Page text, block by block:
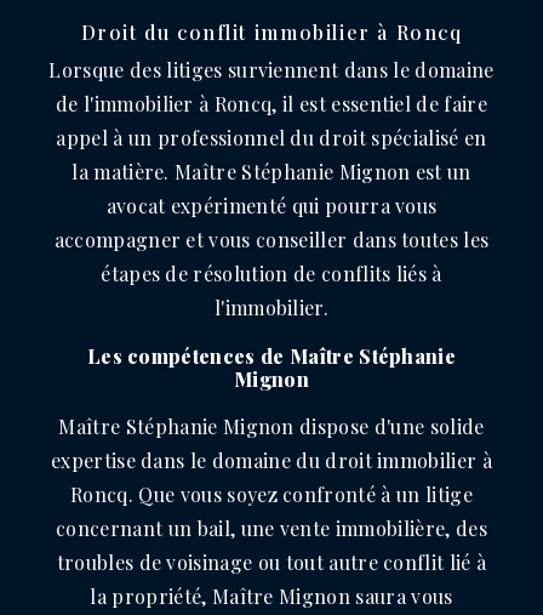
Droit du conflit immobilier à Roncq
Lorsque des litiges surviennent dans le domaine
de l'immobilier à Roncq, il est essentiel de faire
appel à un professionnel du droit spécialisé en
la matière. Maître Stéphanie Mignon est un
avocat expérimenté qui pourra vous
accompagner et vous conseiller dans toutes les
étapes de résolution de conflits liés à
l'immobilier.
Les compétences de Maître Stéphanie
Mignon
Maître Stéphanie Mignon dispose d'une solide
expertise dans le domaine du droit immobilier à
Roncq. Que vous soyez confronté à un litige
concernant un bail, une vente immobilière, des
troubles de voisinage ou tout autre conflit lié à
la propriété, Maître Mignon saura vous